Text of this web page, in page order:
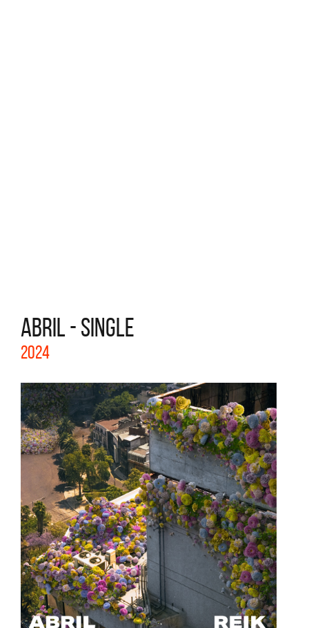
ABRIL - SINGLE
2024